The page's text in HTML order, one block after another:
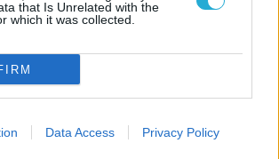
that Is Unrelated with the
which it was collected.
Data Access Privacy Policy
Fejlesztő: